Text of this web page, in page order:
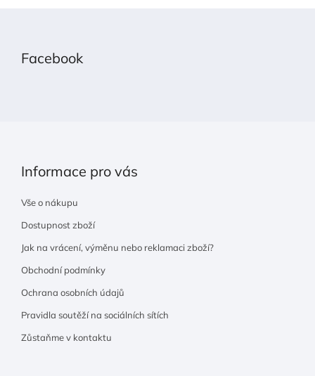
Facebook
Informace pro vás
Vše o nákupu
Dostupnost zboží
Jak na vrácení, výměnu nebo reklamaci zboží?
Obchodní podmínky
Ochrana osobních údajů
Pravidla soutěží na sociálních sítích
Zůstaňme v kontaktu